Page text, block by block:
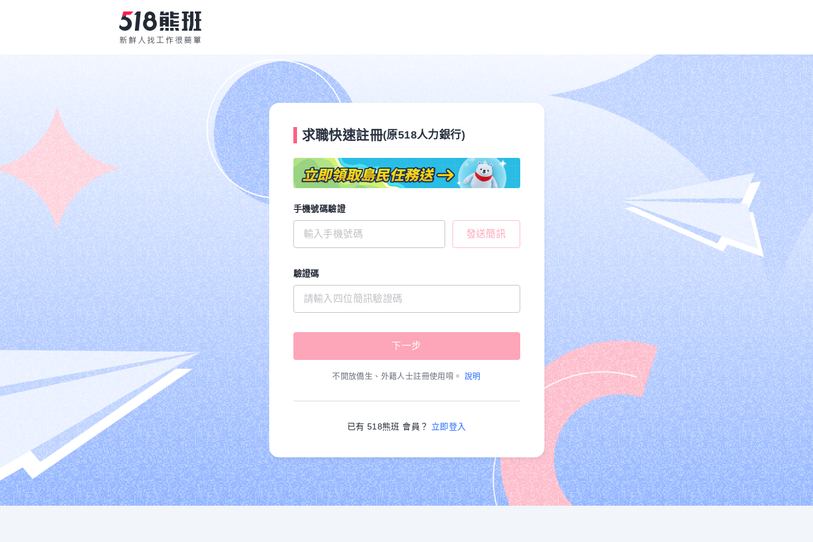
求職快速註冊(原518人力銀行)
手機號碼驗證
發送簡訊
驗證碼
不開放僑生、外籍人士註冊使用唷。 說明
已有 518熊班 會員？ 立即登入